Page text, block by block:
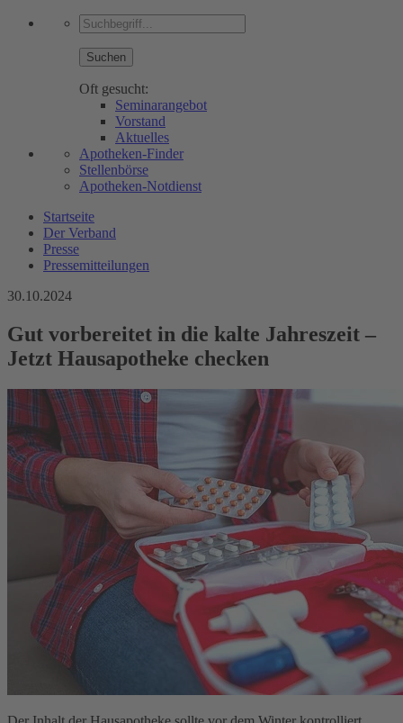
Suchen
Oft gesucht:
Seminarangebot
Vorstand
Aktuelles
Apotheken-Finder
Stellenbörse
Apotheken-Notdienst
Startseite
Der Verband
Presse
Pressemitteilungen
30.10.2024
Gut vorbereitet in die kalte Jahreszeit –
Jetzt Hausapotheke checken